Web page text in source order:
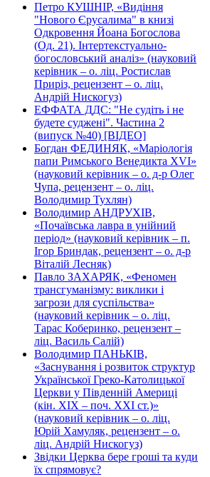
Петро КУШНІР, «Видіння
"Нового Єрусалима" в книзі
Одкровення Йоана Богослова
(Од. 21). Інтертекстуально-
богословський аналіз» (науковий
керівник – о. ліц. Ростислав
Приріз, рецензент – о. ліц.
Андрій Нискогуз)
ЕФФАТА ДДС: "Не судіть і не
будете суджені". Частина 2
(випуск №40) [ВІДЕО]
Богдан ФЕДИНЯК, «Маріологія
папи Римського Венедикта XVI»
(науковий керівник – о. д-р Олег
Чупа, рецензент – о. ліц.
Володимир Тухлян)
Володимир АНДРУХІВ,
«Почаївська лавра в унійний
період» (науковий керівник – п.
Ігор Бриндак, рецензент – о. д-р
Віталій Лесняк)
Павло ЗАХАРЯК, «Феномен
трансгуманізму: виклики і
загрози для суспільства»
(науковий керівник – о. ліц.
Тарас Коберинко, рецензент –
ліц. Василь Салій)
Володимир ПАНЬКІВ,
«Заснування і розвиток структур
Української Греко-Католицької
Церкви у Південній Америці
(кін. ХІХ – поч. ХХІ ст.)»
(науковий керівник – о. ліц.
Юрій Хамуляк, рецензент – о.
ліц. Андрій Нискогуз)
Звідки Церква бере гроші та куди
їх спрямовує?